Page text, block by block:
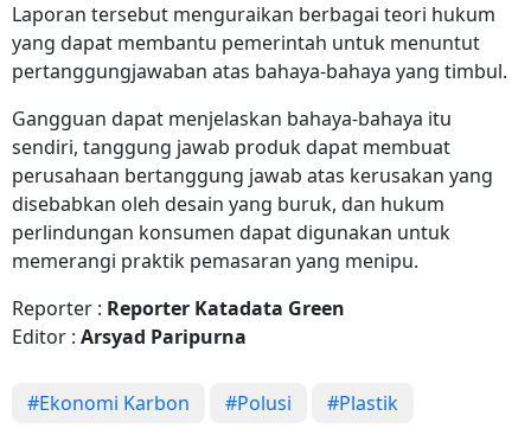
Laporan tersebut menguraikan berbagai teori hukum
yang dapat membantu pemerintah untuk menuntut
pertanggungjawaban atas bahaya-bahaya yang timbul.
Gangguan dapat menjelaskan bahaya-bahaya itu
sendiri, tanggung jawab produk dapat membuat
perusahaan bertanggung jawab atas kerusakan yang
disebabkan oleh desain yang buruk, dan hukum
perlindungan konsumen dapat digunakan untuk
memerangi praktik pemasaran yang menipu.
Reporter : Reporter Katadata Green
Editor : Arsyad Paripurna
#Ekonomi Karbon #Polusi #Plastik